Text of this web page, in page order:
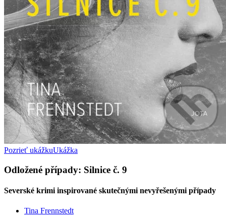
Pozrieť ukážkuUkážka
Odložené případy: Silnice č. 9
Severské krimi inspirované skutečnými nevyřešenými případy
Tina Frennstedt